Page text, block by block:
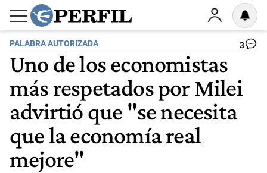
PALABRA AUTORIZADA 3
Uno de los economistas
más respetados por Milei
advirtió que "se necesita
que la economía real
mejore"